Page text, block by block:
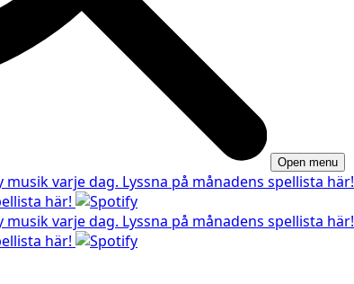
Open menu
musik varje dag. Lyssna på månadens spellista här!
här!
musik varje dag. Lyssna på månadens spellista här!
här!